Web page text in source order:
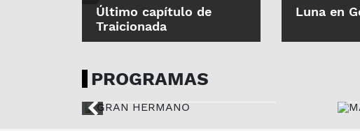
Último capítulo de
Traicionada
Luna en
PROGRAMAS
LUNES, 22:15 H